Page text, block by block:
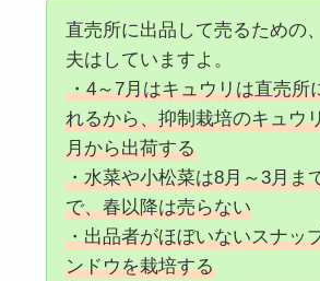
直売所に出品して売るための
夫はしていますよ。
・4～7月はキュウリは直売所
れるから、抑制栽培のキュウ
月から出荷する
・水菜や小松菜は8月～3月ま
で、春以降は売らない
・出品者がほぼいないスナッ
ンドウを栽培する